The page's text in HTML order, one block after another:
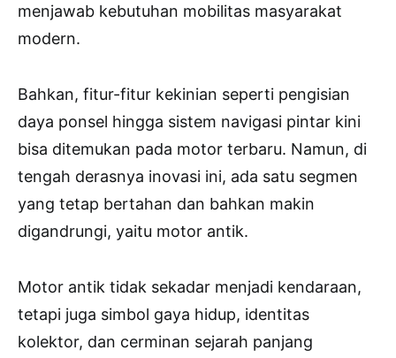
menjawab kebutuhan mobilitas masyarakat
modern.
Bahkan, fitur-fitur kekinian seperti pengisian
daya ponsel hingga sistem navigasi pintar kini
bisa ditemukan pada motor terbaru. Namun, di
tengah derasnya inovasi ini, ada satu segmen
yang tetap bertahan dan bahkan makin
digandrungi, yaitu motor antik.
Motor antik tidak sekadar menjadi kendaraan,
tetapi juga simbol gaya hidup, identitas
kolektor, dan cerminan sejarah panjang